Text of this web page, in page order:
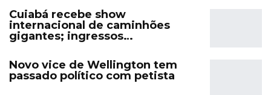
Cuiabá recebe show
internacional de caminhões
gigantes; ingressos…
Novo vice de Wellington tem
passado político com petista